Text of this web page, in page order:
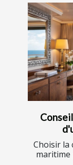
Choisir la
maritime